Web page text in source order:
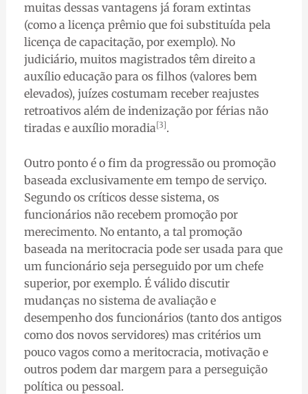
muitas dessas vantagens já foram extintas
(como a licença prêmio que foi substituída pela
licença de capacitação, por exemplo). No
judiciário, muitos magistrados têm direito a
auxílio educação para os filhos (valores bem
elevados), juízes costumam receber reajustes
retroativos além de indenização por férias não
tiradas e auxílio moradia[3].
Outro ponto é o fim da progressão ou promoção
baseada exclusivamente em tempo de serviço.
Segundo os críticos desse sistema, os
funcionários não recebem promoção por
merecimento. No entanto, a tal promoção
baseada na meritocracia pode ser usada para que
um funcionário seja perseguido por um chefe
superior, por exemplo. É válido discutir
mudanças no sistema de avaliação e
desempenho dos funcionários (tanto dos antigos
como dos novos servidores) mas critérios um
pouco vagos como a meritocracia, motivação e
outros podem dar margem para a perseguição
política ou pessoal.